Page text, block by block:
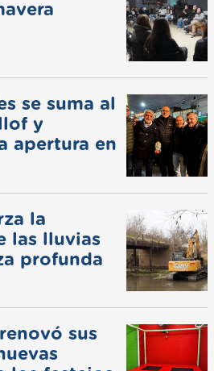
se suma al
y
apertura en
la
las lluvias
profunda
sus